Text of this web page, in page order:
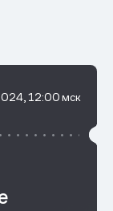
12:00 мск